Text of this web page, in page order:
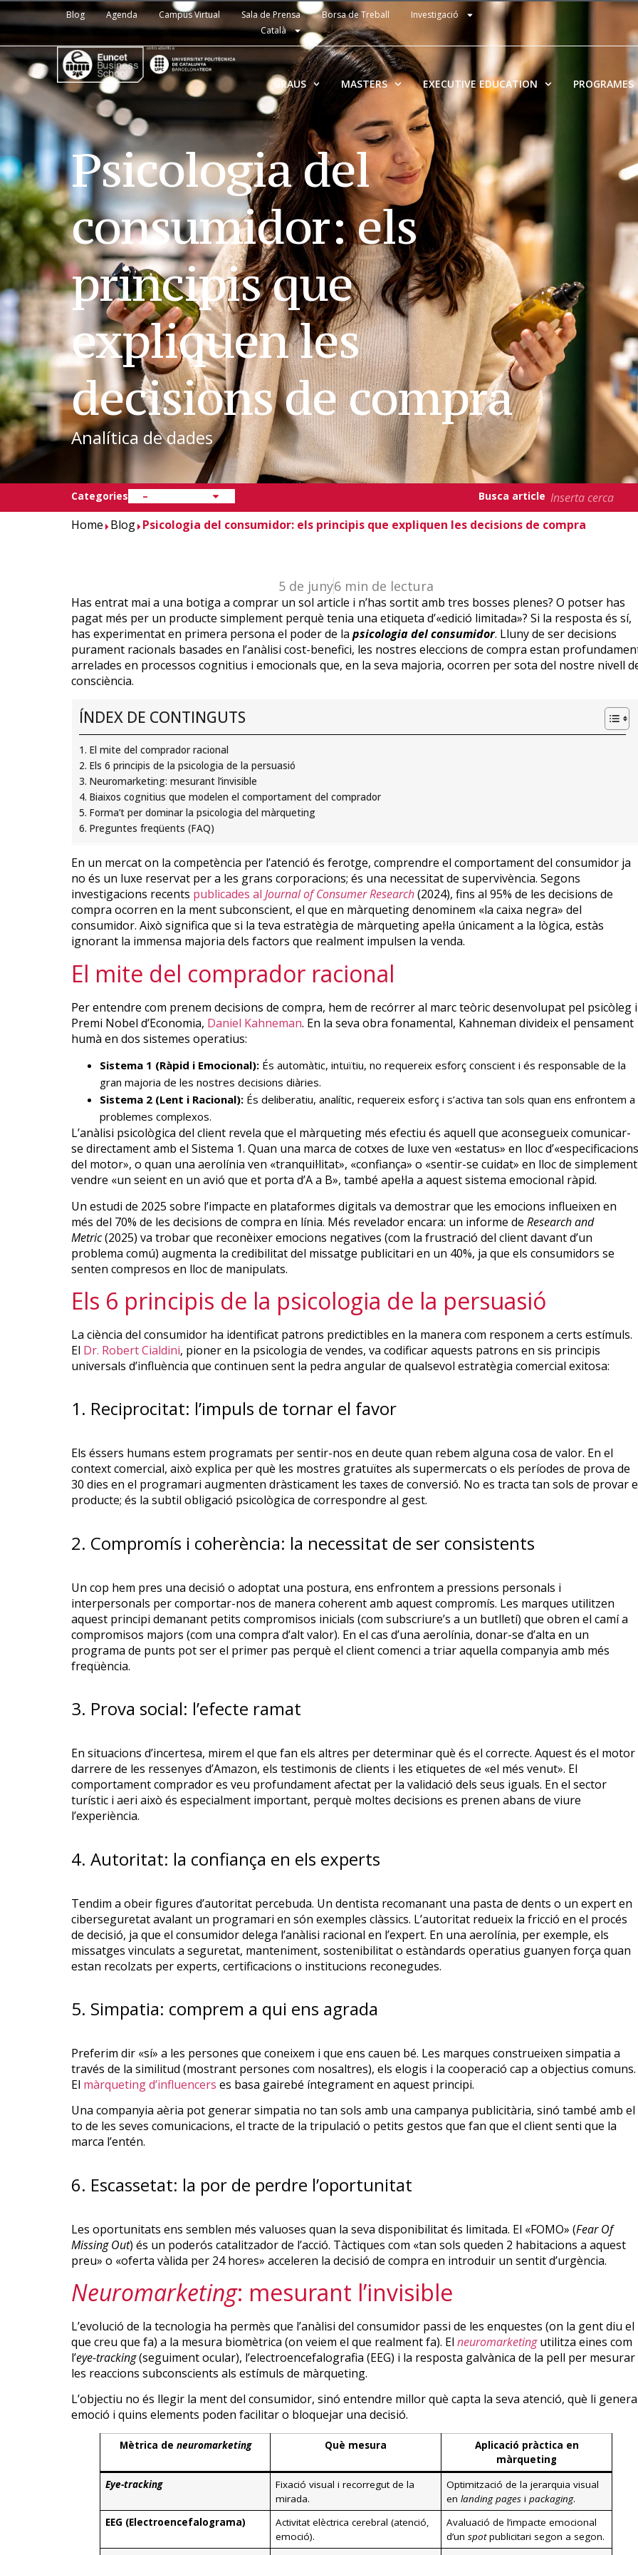
Blog Agenda Campus Virtual Sala de Prensa Borsa de Treball
Investigació
Català
GRAUS MASTERS EXECUTIVE EDUCATION PROGRAMES
Psicologia del
consumidor: els
principis que
expliquen les
decisions de compra
Analítica de dades
Categories – Busca article
Home Blog Psicologia del consumidor: els principis que expliquen les decisions de compra
5 de juny6 min de lectura
Has entrat mai a una botiga a comprar un sol article i n’has sortit amb tres bosses plenes? O potser has
pagat més per un producte simplement perquè tenia una etiqueta d’«edició limitada»? Si la resposta és sí,
has experimentat en primera persona el poder de la psicologia del consumidor. Lluny de ser decisions
purament racionals basades en l’anàlisi cost-benefici, les nostres eleccions de compra estan
arrelades en processos cognitius i emocionals que, en la seva majoria, ocorren per sota del nostre nivell
consciència.
ÍNDEX DE CONTINGUTS
El mite del comprador racional
Els 6 principis de la psicologia de la persuasió
Neuromarketing: mesurant l’invisible
Biaixos cognitius que modelen el comportament del comprador
Forma’t per dominar la psicologia del màrqueting
Preguntes freqüents (FAQ)
En un mercat on la competència per l’atenció és ferotge, comprendre el comportament del consumidor ja
no és un luxe reservat per a les grans corporacions; és una necessitat de supervivència. Segons
investigacions recents publicades al Journal of Consumer Research(2024), fins al 95% de les decisions de
compra ocorren en la ment subconscient, el que en màrqueting denominem «la caixa negra» del
consumidor. Això significa que si la teva estratègia de màrqueting apel·la únicament a la lògica, estàs
ignorant la immensa majoria dels factors que realment impulsen la venda.
El mite del comprador racional
Per entendre com prenem decisions de compra, hem de recórrer al marc teòric desenvolupat pel psicòleg i
Premi Nobel d’Economia, Daniel Kahneman. En la seva obra fonamental, Kahneman divideix el pensament
humà en dos sistemes operatius:
Sistema 1 (Ràpid i Emocional): És automàtic, intuïtiu, no requereix esforç conscient i és responsable de la
gran majoria de les nostres decisions diàries.
Sistema 2 (Lent i Racional): És deliberatiu, analític, requereix esforç i s’activa tan sols quan ens enfrontem a
problemes complexos.
L’anàlisi psicològica del client revela que el màrqueting més efectiu és aquell que aconsegueix comunicar-
se directament amb el Sistema 1. Quan una marca de cotxes de luxe ven «estatus» en lloc d’«especificacions
del motor», o quan una aerolínia ven «tranquil·litat», «confiança» o «sentir-se cuidat» en lloc de simplement
vendre «un seient en un avió que et porta d’A a B», també apel·la a aquest sistema emocional ràpid.
Un estudi de 2025 sobre l’impacte en plataformes digitals va demostrar que les emocions influeixen en
més del 70% de les decisions de compra en línia. Més revelador encara: un informe de Research and
Metric(2025) va trobar que reconèixer emocions negatives (com la frustració del client davant d’un
problema comú) augmenta la credibilitat del missatge publicitari en un 40%, ja que els consumidors se
senten compresos en lloc de manipulats.
Els 6 principis de la psicologia de la persuasió
La ciència del consumidor ha identificat patrons predictibles en la manera com responem a certs estímuls.
El Dr. Robert Cialdini, pioner en la psicologia de vendes, va codificar aquests patrons en sis principis
universals d’influència que continuen sent la pedra angular de qualsevol estratègia comercial exitosa:
1. Reciprocitat: l’impuls de tornar el favor
Els éssers humans estem programats per sentir-nos en deute quan rebem alguna cosa de valor. En el
context comercial, això explica per què les mostres gratuïtes als supermercats o els períodes de prova de
30 dies en el programari augmenten dràsticament les taxes de conversió. No es tracta tan sols de provar
producte; és la subtil obligació psicològica de correspondre al gest.
2. Compromís i coherència: la necessitat de ser consistents
Un cop hem pres una decisió o adoptat una postura, ens enfrontem a pressions personals i
interpersonals per comportar-nos de manera coherent amb aquest compromís. Les marques utilitzen
aquest principi demanant petits compromisos inicials (com subscriure’s a un butlletí) que obren el camí a
compromisos majors (com una compra d’alt valor). En el cas d’una aerolínia, donar-se d’alta en un
programa de punts pot ser el primer pas perquè el client comenci a triar aquella companyia amb més
freqüència.
3. Prova social: l’efecte ramat
En situacions d’incertesa, mirem el que fan els altres per determinar què és el correcte. Aquest és el motor
darrere de les ressenyes d’Amazon, els testimonis de clients i les etiquetes de «el més venut». El
comportament comprador es veu profundament afectat per la validació dels seus iguals. En el sector
turístic i aeri això és especialment important, perquè moltes decisions es prenen abans de viure
l’experiència.
4. Autoritat: la confiança en els experts
Tendim a obeir figures d’autoritat percebuda. Un dentista recomanant una pasta de dents o un expert en
ciberseguretat avalant un programari en són exemples clàssics. L’autoritat redueix la fricció en el procés
de decisió, ja que el consumidor delega l’anàlisi racional en l’expert. En una aerolínia, per exemple, els
missatges vinculats a seguretat, manteniment, sostenibilitat o estàndards operatius guanyen força quan
estan recolzats per experts, certificacions o institucions reconegudes.
5. Simpatia: comprem a qui ens agrada
Preferim dir «sí» a les persones que coneixem i que ens cauen bé. Les marques construeixen simpatia a
través de la similitud (mostrant persones com nosaltres), els elogis i la cooperació cap a objectius comuns.
El màrqueting d’influencers es basa gairebé íntegrament en aquest principi.
Una companyia aèria pot generar simpatia no tan sols amb una campanya publicitària, sinó també amb el
to de les seves comunicacions, el tracte de la tripulació o petits gestos que fan que el client senti que la
marca l’entén.
6. Escassetat: la por de perdre l’oportunitat
Les oportunitats ens semblen més valuoses quan la seva disponibilitat és limitada. El «FOMO» (Fear Of
Missing Out) és un poderós catalitzador de l’acció. Tàctiques com «tan sols queden 2 habitacions a aquest
preu» o «oferta vàlida per 24 hores» acceleren la decisió de compra en introduir un sentit d’urgència.
Neuromarketing: mesurant l’invisible
L’evolució de la tecnologia ha permès que l’anàlisi del consumidor passi de les enquestes (on la gent diu el
que creu que fa) a la mesura biomètrica (on veiem el que realment fa). El neuromarketingutilitza eines com
l’eye-tracking(seguiment ocular), l’electroencefalografia (EEG) i la resposta galvànica de la pell per mesurar
les reaccions subconscients als estímuls de màrqueting.
L’objectiu no és llegir la ment del consumidor, sinó entendre millor què capta la seva atenció, què li genera
emoció i quins elements poden facilitar o bloquejar una decisió.
Mètrica de neuromarketing Què mesura
Aplicació pràctica en
màrqueting
Eye-tracking
Fixació visual i recorregut de la
mirada.
Optimització de la jerarquia visual
en landing pagesi packaging.
EEG (Electroencefalograma)
Activitat elèctrica cerebral (atenció,
emoció).
Avaluació de l’impacte emocional
d’un spotpublicitari segon a segon.